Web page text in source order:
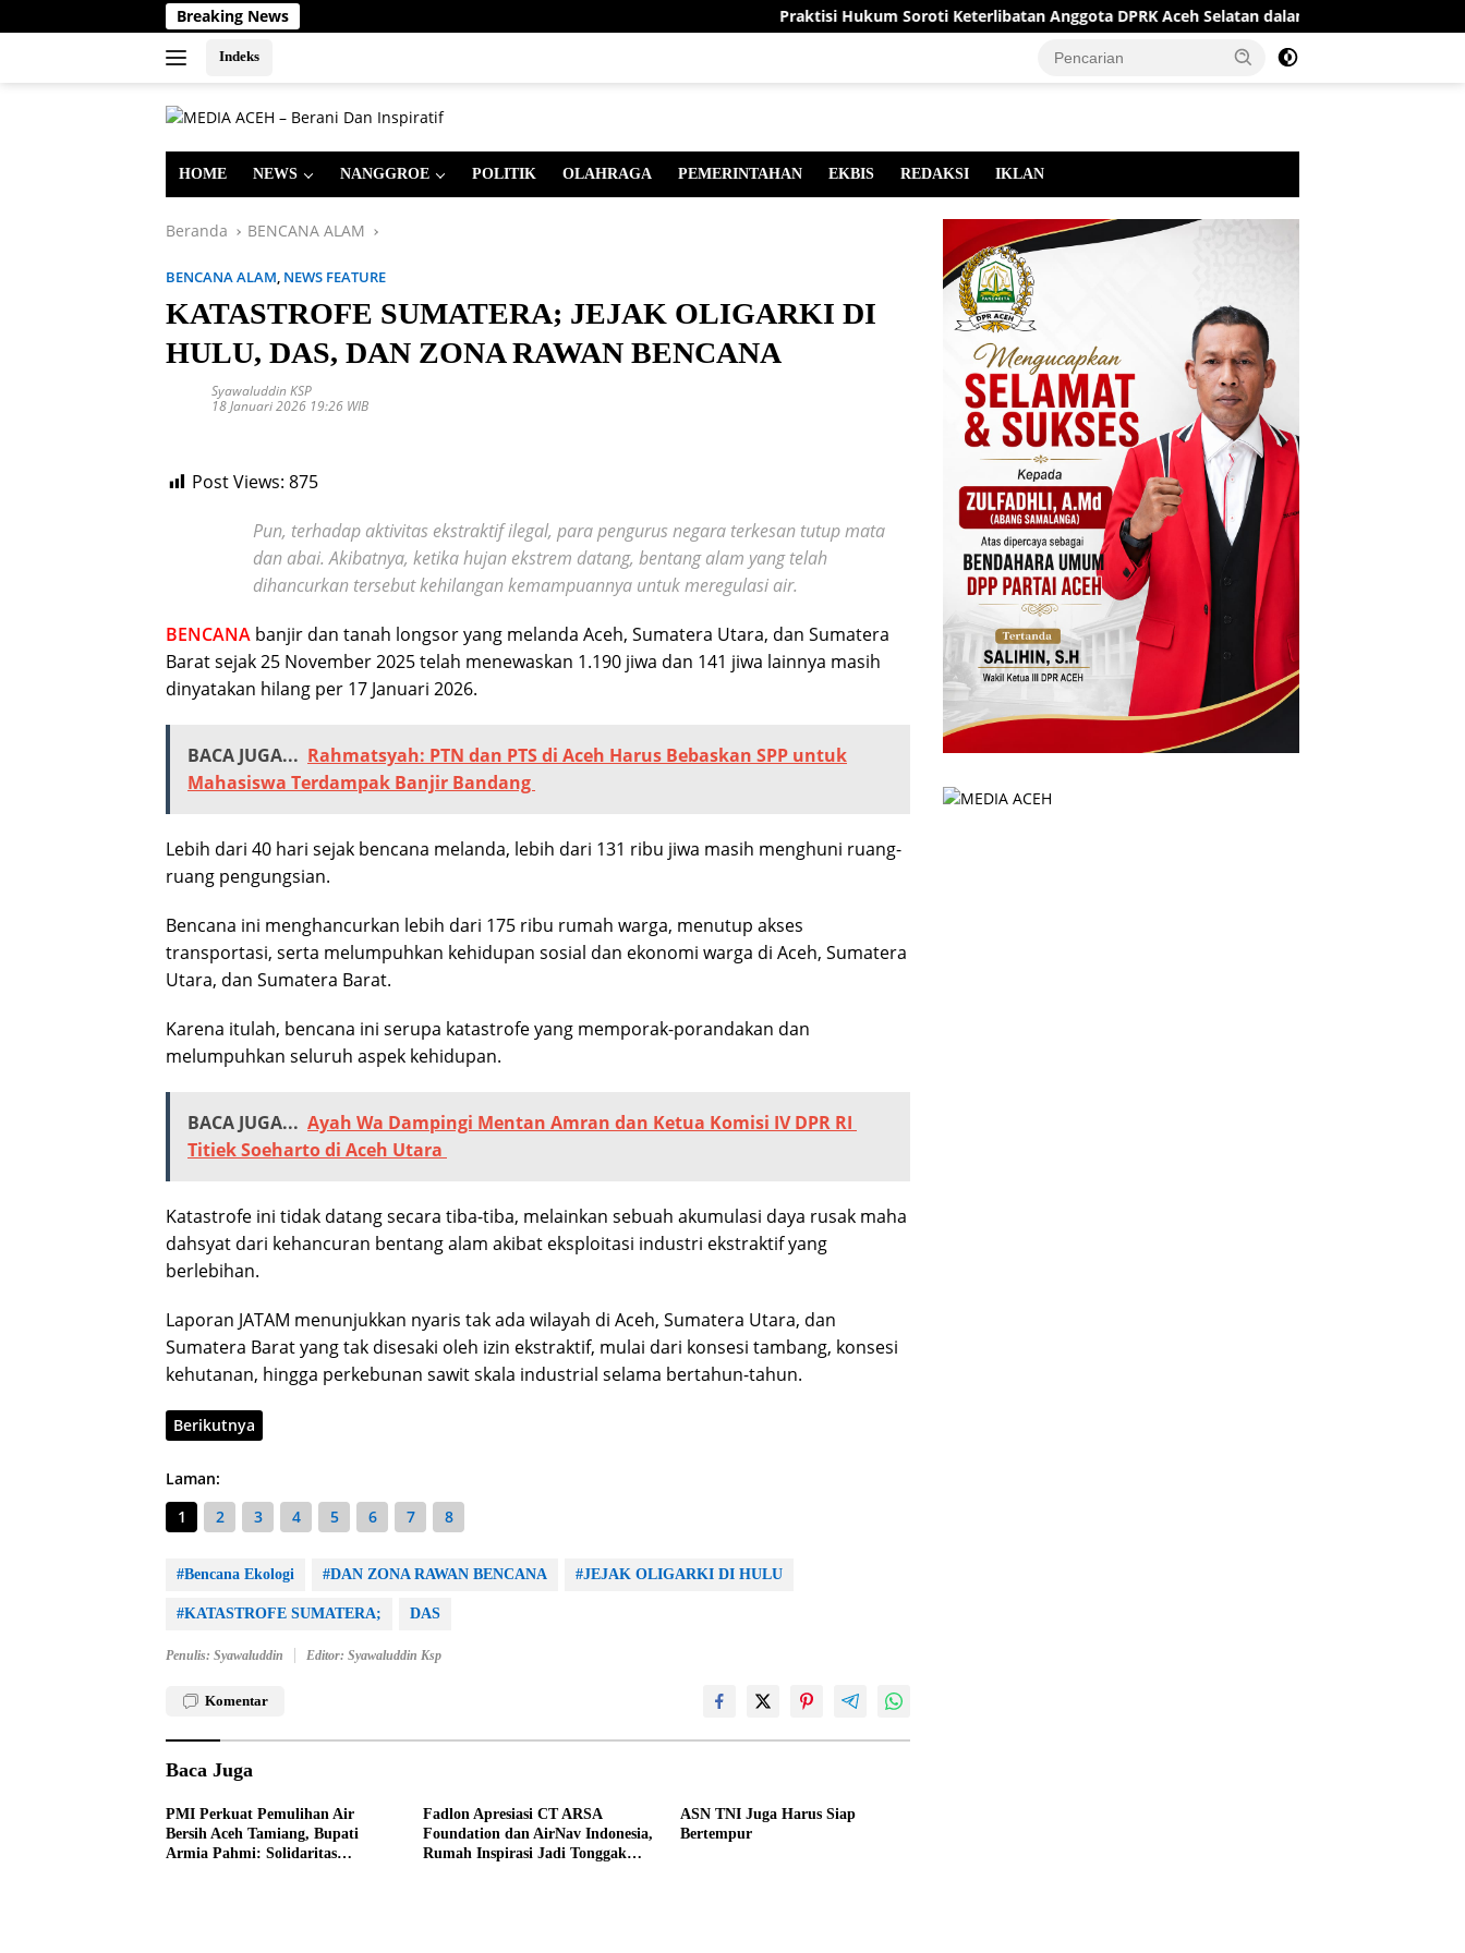
ke
Breaking News Praktisi Hukum Soroti Keterlibatan Anggota DPRK Aceh Selatan dalam MBG, Dinilai Berpotensi
Indeks
HOME NEWS NANGGROE POLITIK OLAHRAGA PEMERINTAHAN EKBIS REDAKSI IKLAN
Beranda BENCANA ALAM
BENCANA ALAM, NEWS FEATURE
KATASTROFE SUMATERA; JEJAK OLIGARKI DI
HULU, DAS, DAN ZONA RAWAN BENCANA
Syawaluddin KSP
18 Januari 2026 19:26 WIB
Post Views: 875
Pun, terhadap aktivitas ekstraktif ilegal, para pengurus negara terkesan tutup mata
dan abai. Akibatnya, ketika hujan ekstrem datang, bentang alam yang telah
dihancurkan tersebut kehilangan kemampuannya untuk meregulasi air.
BENCANA banjir dan tanah longsor yang melanda Aceh, Sumatera Utara, dan Sumatera
Barat sejak 25 November 2025 telah menewaskan 1.190 jiwa dan 141 jiwa lainnya masih
dinyatakan hilang per 17 Januari 2026.
BACA JUGA... Rahmatsyah: PTN dan PTS di Aceh Harus Bebaskan SPP untuk
Mahasiswa Terdampak Banjir Bandang
Lebih dari 40 hari sejak bencana melanda, lebih dari 131 ribu jiwa masih menghuni ruang-
ruang pengungsian.
Bencana ini menghancurkan lebih dari 175 ribu rumah warga, menutup akses
transportasi, serta melumpuhkan kehidupan sosial dan ekonomi warga di Aceh, Sumatera
Utara, dan Sumatera Barat.
Karena itulah, bencana ini serupa katastrofe yang memporak-porandakan dan
melumpuhkan seluruh aspek kehidupan.
BACA JUGA... Ayah Wa Dampingi Mentan Amran dan Ketua Komisi IV DPR RI
Titiek Soeharto di Aceh Utara
Katastrofe ini tidak datang secara tiba-tiba, melainkan sebuah akumulasi daya rusak maha
dahsyat dari kehancuran bentang alam akibat eksploitasi industri ekstraktif yang
berlebihan.
Laporan JATAM menunjukkan nyaris tak ada wilayah di Aceh, Sumatera Utara, dan
Sumatera Barat yang tak disesaki oleh izin ekstraktif, mulai dari konsesi tambang, konsesi
kehutanan, hingga perkebunan sawit skala industrial selama bertahun-tahun.
Berikutnya
Laman:
1
2 3 4 5 6 7 8
#Bencana Ekologi #DAN ZONA RAWAN BENCANA #JEJAK OLIGARKI DI HULU
#KATASTROFE SUMATERA; DAS
Penulis: Syawaluddin Editor: Syawaluddin Ksp
Komentar
Baca Juga
PMI Perkuat Pemulihan Air
Bersih Aceh Tamiang, Bupati
Armia Pahmi: Solidaritas
Fadlon Apresiasi CT ARSA
Foundation dan AirNav Indonesia,
Rumah Inspirasi Jadi Tonggak
ASN TNI Juga Harus Siap
Bertempur